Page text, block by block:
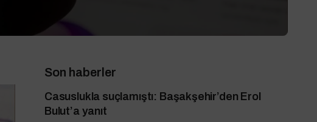
Son haberler
Casuslukla suçlamıştı: Başakşehir’den Erol
Bulut’a yanıt